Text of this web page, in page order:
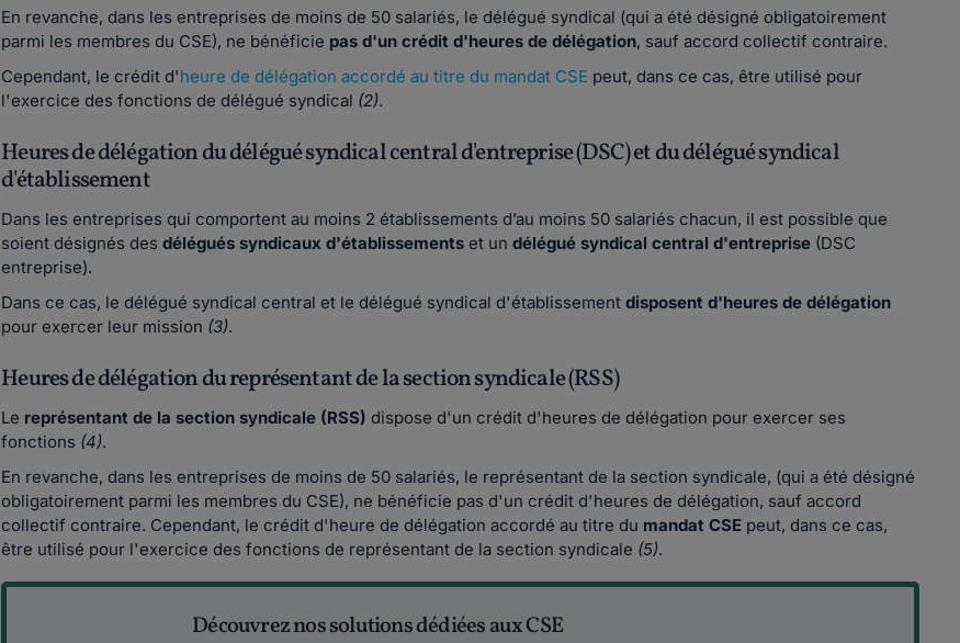
En revanche, dans les entreprises de moins de 50 salariés, le délégué syndical (qui a été désigné obligatoirement
parmi les membres du CSE), ne bénéficie pas d'un crédit d'heures de délégation, sauf accord collectif contraire.
Cependant, le crédit d'heure de délégation accordé au titre du mandat CSE peut, dans ce cas, être utilisé pour
l'exercice des fonctions de délégué syndical (2).
Heures de délégation du délégué syndical central d'entreprise (DSC) et du délégué syndical
d'établissement
Dans les entreprises qui comportent au moins 2 établissements d’au moins 50 salariés chacun, il est possible que
soient désignés desdélégués syndicaux d'établissements et undélégué syndical central d'entreprise (DSC
entreprise).
Dans ce cas, le délégué syndical central et le délégué syndical d'établissementdisposent d'heures de délégation
pour exercer leur mission (3).
Heures de délégation du représentant de la section syndicale (RSS)
Le représentant de la section syndicale (RSS) dispose d'un crédit d'heures de délégation pour exercer ses
fonctions (4).
En revanche, dans les entreprises de moins de 50 salariés, le représentant de la section syndicale, (qui a été désigné
obligatoirement parmi les membres du CSE), ne bénéficie pas d'un crédit d'heures de délégation, sauf accord
collectif contraire. Cependant, le crédit d'heure de délégation accordé au titre du mandat CSE peut, dans ce cas,
être utilisé pour l'exercice des fonctions de représentant de la section syndicale (5).
Découvrez nos solutions dédiées aux CSE